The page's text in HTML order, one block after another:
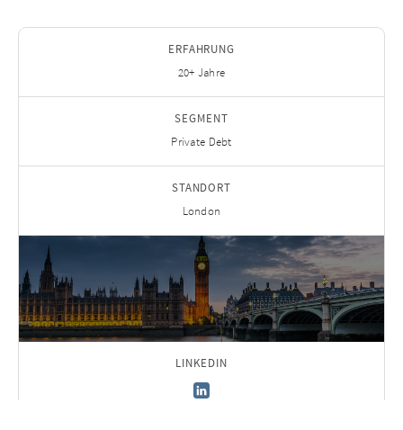
ERFAHRUNG
20+ Jahre
SEGMENT
Private Debt
STANDORT
London
LINKEDIN